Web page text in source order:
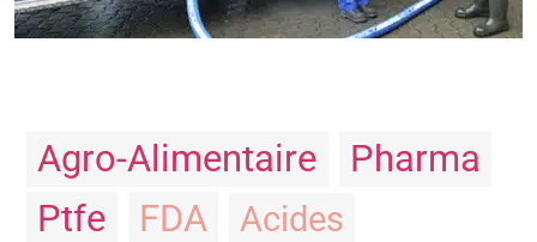
Agro-Alimentaire
Pharma
Ptfe
FDA Acides